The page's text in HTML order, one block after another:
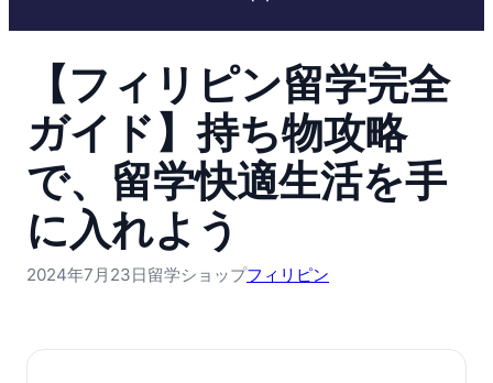
【フィリピン留学完全
ガイド】持ち物攻略
で、留学快適生活を手
に入れよう
2024年7月23日留学ショップフィリピン